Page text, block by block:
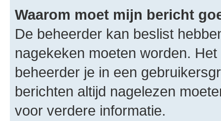
Waarom moet mijn bericht
De beheerder kan beslist
nagekeken moeten worden.
beheerder je in een
berichten altijd nagelezen
voor verdere informatie.